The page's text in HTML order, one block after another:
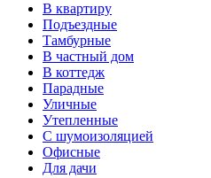
В квартиру
Подъездные
Тамбурные
В частный дом
В коттедж
Парадные
Уличные
Утепленные
C шумоизоляцией
Офисные
Для дачи